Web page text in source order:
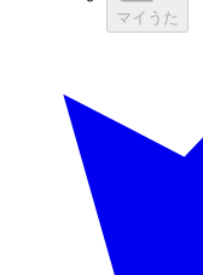
マイうた